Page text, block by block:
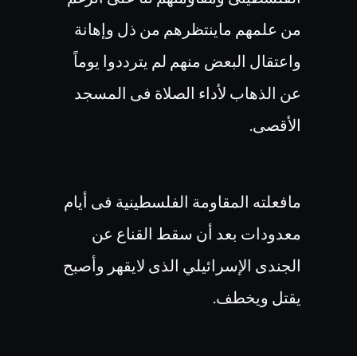
من علمهم ماينتظرهم من ذل وإهانة
واعتقال البعض منهم لم يترددوا يوماً
عن الذهاب لأداء الصلاة فى المسجد
الأقصى.
مافعلته المقاومة الفلسطينية فى أيام
معدودات بعد أن سقط القناع عن
الجندى الإسرائيلي الذى لايقهر وأصبح
يقتل ويخطف.